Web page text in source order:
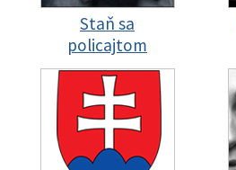
Staň sa
policajtom